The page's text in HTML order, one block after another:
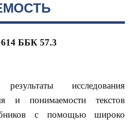
ББК 57.3
исследования
и понимаемости текстов
с помощью широко